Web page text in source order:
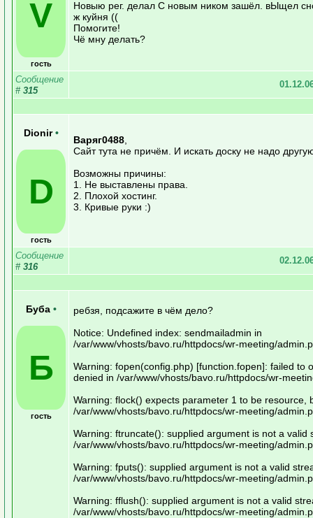
V
гость
Новыю рег. делал С новым ником зашёл. вЫщел
ж куйня ((
Помогите!
Чё мну делать?
Сообщение
# 315
Dionir •
D
гость
Варяг0488
Сайт тута не причём. И искать доску не надо
Возможны причины:
1. Не выставлены права.
2. Плохой хостинг.
3. Кривые руки :)
Сообщение
# 316
Буба •
Б
гость
ребзя, подсажите в чём дело?
Notice: Undefined index: sendmailadmin in
/var/www/vhosts/bavo.ru/httpdocs/wr-meeting/
Warning: fopen(config.php) [function.fopen]: failed to
denied in /var/www/vhosts/bavo.ru/httpdocs/wr-
Warning: flock() expects parameter 1 to be resource,
/var/www/vhosts/bavo.ru/httpdocs/wr-meeting/
Warning: ftruncate(): supplied argument is not a valid
/var/www/vhosts/bavo.ru/httpdocs/wr-meeting/
Warning: fputs(): supplied argument is not a valid
/var/www/vhosts/bavo.ru/httpdocs/wr-meeting/
Warning: fflush(): supplied argument is not a valid
/var/www/vhosts/bavo.ru/httpdocs/wr-meeting/